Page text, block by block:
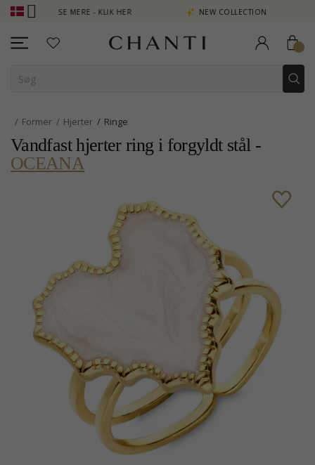
SE MERE - KLIK HER NEW COLLECTION | AURA
Former Hjerter Ringe
Vandfast hjerter ring i forgyldt stål -
OCEANA